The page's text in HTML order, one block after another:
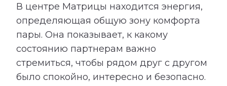
В центре Матрицы находится энергия,
определяющая общую зону комфорта
пары. Она показывает, к какому
состоянию партнерам важно
стремиться, чтобы рядом друг с другом
было спокойно, интересно и безопасно.